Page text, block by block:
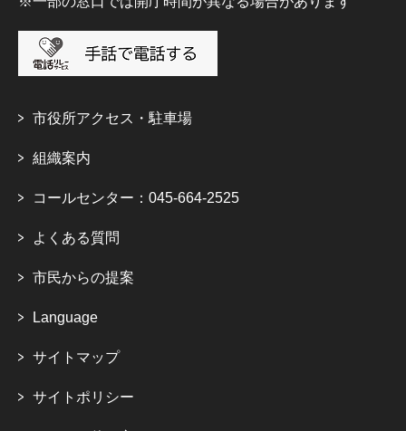
市役所アクセス・駐車場
組織案内
コールセンター：045-664-2525
よくある質問
市民からの提案
Language
サイトマップ
サイトポリシー